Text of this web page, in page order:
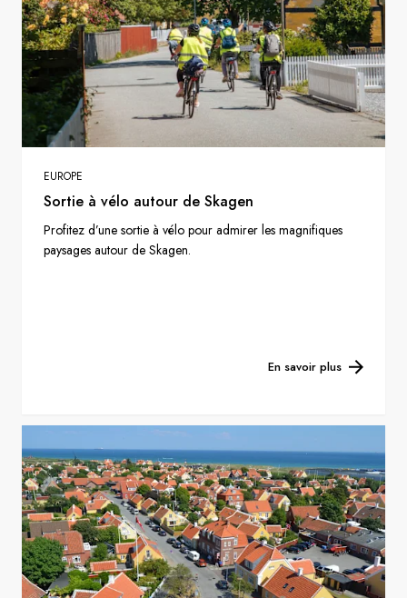
EUROPE
Sortie à vélo autour de Skagen
Profitez d’une sortie à vélo pour admirer les magnifiques
paysages autour de Skagen.
En savoir plus